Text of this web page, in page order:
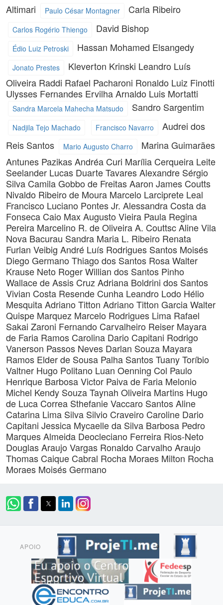
Altimari
Paulo César Montagner Carla Ribeiro
Carlos Rogério Thiengo David Bishop
Édio Luiz Petroski Hassan Mohamed Elsangedy
Jonato Prestes Kleverton Krinski Leandro Luís
Oliveira Raddi Rafael Pacharoni Ronaldo Luiz Finotti
Ulysses Fernandes ErvilhaArnaldo Luis Mortatti
Sandra Marcela Mahecha Matsudo Sandro Sargentim
Nadjila Tejo Machado Francisco Navarro
Audrei dos
Reis Santos
Mario Augusto Charro
Marina Guimarães
Antunes PazikasAndréa Curi Marília Cerqueira Leite
Seelander Lucas Duarte TavaresAlexandre Sérgio
Silva Camila Gobbo de FreitasAaron James Coutts
Nivaldo Ribeiro de Moura Marcelo Larciprete Leal
Francisco Luciano Pontes Jr. Alessandra Costa da
Fonseca Caio Max Augusto Vieira Paula Regina
Pereira Marcelino R. de OliveiraA. CouttscAline Vila
Nova Bacurau Sandra Maria L. Ribeiro Renata
Furlan Veibig André Luís Rodrigues Santos Moisés
Diego Germano Thiago dos Santos RosaWalter
Krause Neto Roger Willian dos Santos Pinho
Wallace de Assis Cruz Adriana Boldrini dos Santos
Vivian Costa Resende Cunha Leandro Lodo Hélio
MesquitaAdriano Titton Adriano Titton GarciaWalter
Quispe Marquez Marcelo Rodrigues Lima Rafael
Sakai Zaroni Fernando Carvalheiro Reiser Mayara
de Faria Ramos Carolina Dario Capitani Rodrigo
Vanerson Passos Neves Darlan Souza Mayara
Ramos Elder de Sousa Palha SantosTuany Toríbio
Valtner Hugo Politano Luan Oenning Col Paulo
Henrique BarbosaVictor Paiva de Faria Melonio
Michel Kendy SouzaTaynah Oliveira Martins Hugo
de Luca Correa Sthefanie Vaccaro SantosAline
Catarina Lima Silva Silvio Craveiro Caroline Dario
Capitani Jessica Mycaelle da Silva Barbosa Pedro
Marques Almeida Deocleciano Ferreira Rios-Neto
Douglas Araujo Vargas Ronaldo Carvalho Araujo
Thomas Caique Cabral Rocha Moraes Milton Rocha
Moraes Moisés Germano
APOIO